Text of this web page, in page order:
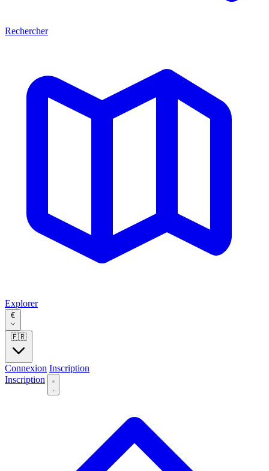
Rechercher
Explorer
€
🇫🇷
Connexion Inscription
Inscription